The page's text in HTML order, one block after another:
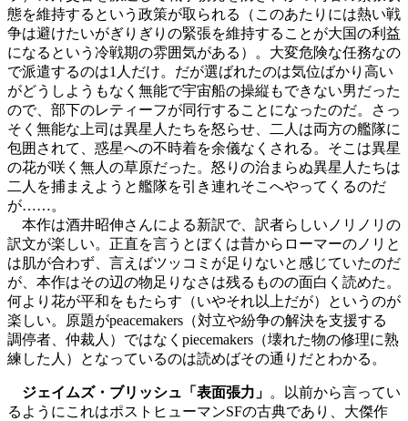
態を維持するという政策が取られる（このあたりには熱い戦
争は避けたいがぎりぎりの緊張を維持することが大国の利益
になるという冷戦期の雰囲気がある）。大変危険な任務なの
で派遣するのは1人だけ。だが選ばれたのは気位ばかり高い
がどうしようもなく無能で宇宙船の操縦もできない男だった
ので、部下のレティーフが同行することになったのだ。さっ
そく無能な上司は異星人たちを怒らせ、二人は両方の艦隊に
包囲されて、惑星への不時着を余儀なくされる。そこは異星
の花が咲く無人の草原だった。怒りの治まらぬ異星人たちは
二人を捕まえようと艦隊を引き連れそこへやってくるのだ
が……。
本作は酒井昭伸さんによる新訳で、訳者らしいノリノリの
訳文が楽しい。正直を言うとぼくは昔からローマーのノリと
は肌が合わず、言えばツッコミが足りないと感じていたのだ
が、本作はその辺の物足りなさは残るものの面白く読めた。
何より花が平和をもたらす（いやそれ以上だが）というのが
楽しい。原題がpeacemakers（対立や紛争の解決を支援する
調停者、仲裁人）ではなくpiecemakers（壊れた物の修理に熟
練した人）となっているのは読めばその通りだとわかる。
ジェイムズ・ブリッシュ「表面張力」 。以前から言ってい
るようにこれはポストヒューマンSFの古典であり、大傑作